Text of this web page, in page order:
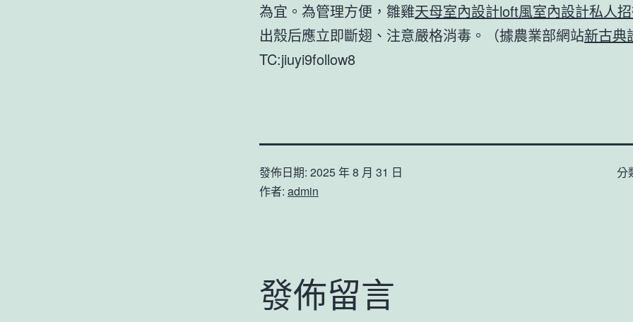
為宜。為管理方便，雛雞天母室內設計loft風室內設計私人
出殼后應立即斷翅、注意嚴格消毒。（據農業部網站新古典
TC:jiuyi9follow8
發佈日期: 2025 年 8 月 31 日
作者: admin
分
發佈留言